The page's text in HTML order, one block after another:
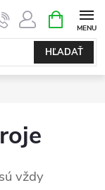
HĽADAŤ
KOŠÍK
vždy